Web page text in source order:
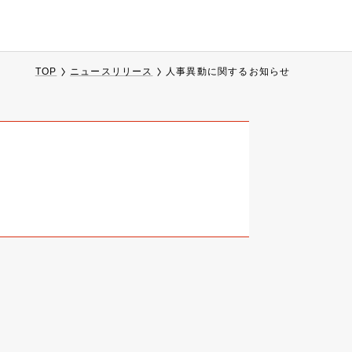
TOP ニュースリリース 人事異動に関するお知らせ